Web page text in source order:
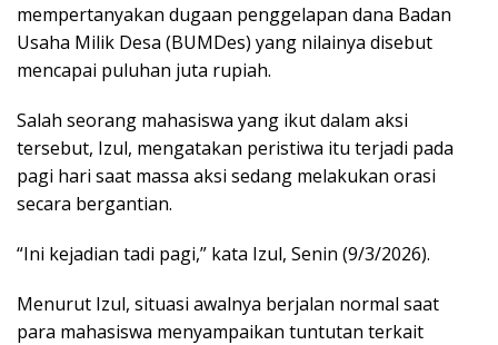
mempertanyakan dugaan penggelapan dana Badan
Usaha Milik Desa (BUMDes) yang nilainya disebut
mencapai puluhan juta rupiah.
Salah seorang mahasiswa yang ikut dalam aksi
tersebut, Izul, mengatakan peristiwa itu terjadi pada
pagi hari saat massa aksi sedang melakukan orasi
secara bergantian.
“Ini kejadian tadi pagi,” kata Izul, Senin (9/3/2026).
Menurut Izul, situasi awalnya berjalan normal saat
para mahasiswa menyampaikan tuntutan terkait